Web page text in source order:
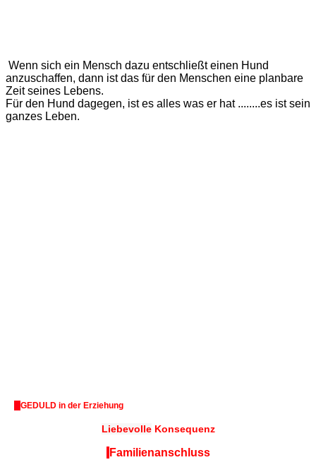
Wenn sich ein Mensch dazu entschließt einen Hund
anzuschaffen, dann ist das für den Menschen eine planbare
Zeit seines Lebens.
Für den Hund dagegen, ist es alles was er hat ........es ist sein
ganzes Leben.
GEDULD in der Erziehung
Liebevolle Konsequenz
Familienanschluss